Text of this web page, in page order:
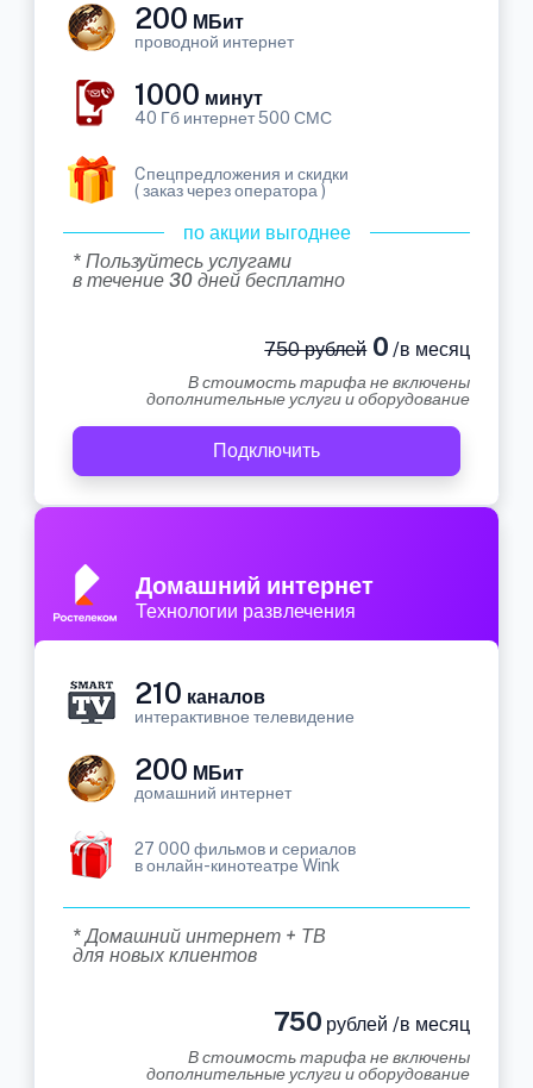
200 МБит
проводной интернет
1000 минут
40 Гб интернет 500 СМС
Cпецпредложения и скидки
( заказ через оператора )
по акции выгоднее
* Пользуйтесь услугами
в течение 30 дней бесплатно
750 рублей0 /в месяц
В стоимость тарифа не включены
дополнительные услуги и оборудование
Подключить
Домашний интернет
Технологии развлечения
210 каналов
интерактивное телевидение
200 МБит
домашний интернет
27 000 фильмов и сериалов
в онлайн-кинотеатре Wink
* Домашний интернет + ТВ
для новых клиентов
750 рублей /в месяц
В стоимость тарифа не включены
дополнительные услуги и оборудование